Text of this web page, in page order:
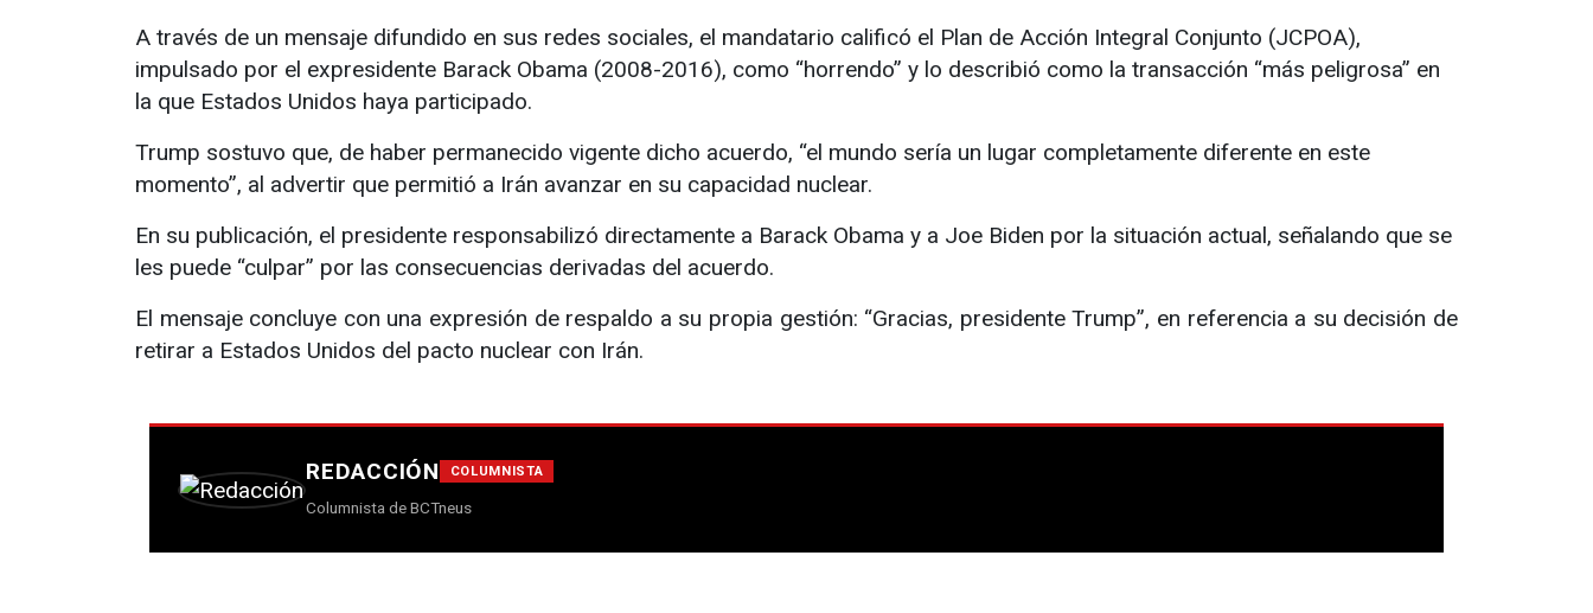
A través de un mensaje difundido en sus redes sociales, el mandatario calificó el Plan de Acción Integral Conjunto (JCPOA),
impulsado por el expresidente Barack Obama (2008-2016), como “horrendo” y lo describió como la transacción “más peligrosa” en
la que Estados Unidos haya participado.
Trump sostuvo que, de haber permanecido vigente dicho acuerdo, “el mundo sería un lugar completamente diferente en este
momento”, al advertir que permitió a Irán avanzar en su capacidad nuclear.
En su publicación, el presidente responsabilizó directamente a Barack Obama y a Joe Biden por la situación actual, señalando que se
les puede “culpar” por las consecuencias derivadas del acuerdo.
El mensaje concluye con una expresión de respaldo a su propia gestión: “Gracias, presidente Trump”, en referencia a su decisión de
retirar a Estados Unidos del pacto nuclear con Irán.
REDACCIÓN COLUMNISTA
Columnista de BCTneus